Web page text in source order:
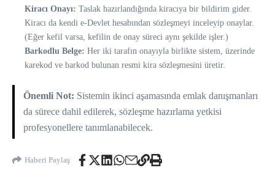
Kiracı Onayı: Taslak hazırlandığında kiracıya bir bildirim gider.
Kiracı da kendi e-Devlet hesabından sözleşmeyi inceleyip onaylar.
(Eğer kefil varsa, kefilin de onay süreci aynı şekilde işler.)
Barkodlu Belge: Her iki tarafın onayıyla birlikte sistem, üzerinde
karekod ve barkod bulunan resmi kira sözleşmesini üretir.
Önemli Not: Sistemin ikinci aşamasında emlak danışmanları
da sürece dahil edilerek, sözleşme hazırlama yetkisi
profesyonellere tanımlanabilecek.
Haberi Paylaş